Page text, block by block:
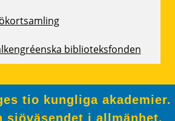
biblioteksfonden
tio kungliga akademier.
sjöväsendet i allmänhet.